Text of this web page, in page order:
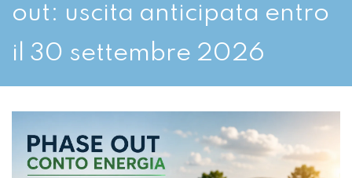
out: uscita anticipata entro
il 30 settembre 2026